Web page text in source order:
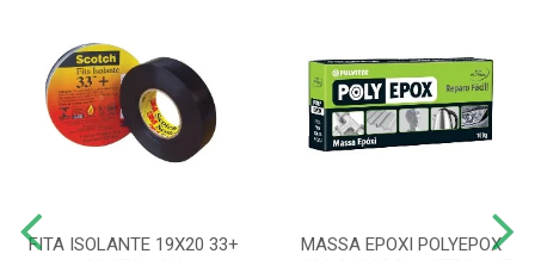
FITA ISOLANTE 19X20 33+
MASSA EPOXI POLYEPOX